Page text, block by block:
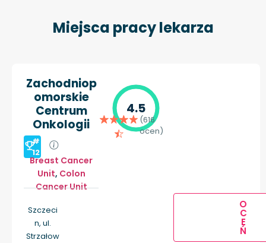
Miejsca pracy lekarza
Zachodniop
omorskie
Centrum
Onkologii
#
12
Breast Cancer
Unit, Colon
Cancer Unit
Szczeci
n, ul.
Strzałow
4.5
(616
ocen)
O
C
E
Ń